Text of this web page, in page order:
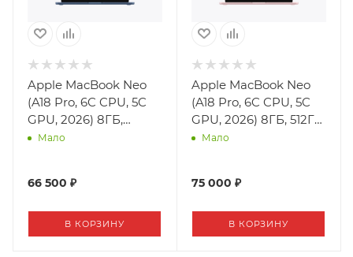
Apple MacBook Neo
(A18 Pro, 6C CPU, 5C
GPU, 2026) 8ГБ,
256ГБ, Indigo
Мало
66 500 ₽
В КОРЗИНУ
Apple MacBook Neo
(A18 Pro, 6C CPU, 5C
GPU, 2026) 8ГБ, 512ГБ,
Blush
Мало
75 000 ₽
В КОРЗИНУ